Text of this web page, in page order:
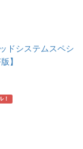
ドシステムスペシ
】
！